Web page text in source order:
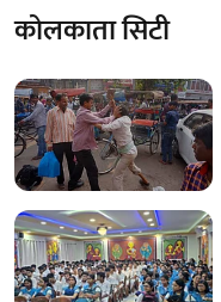
कोलकाता सिटी